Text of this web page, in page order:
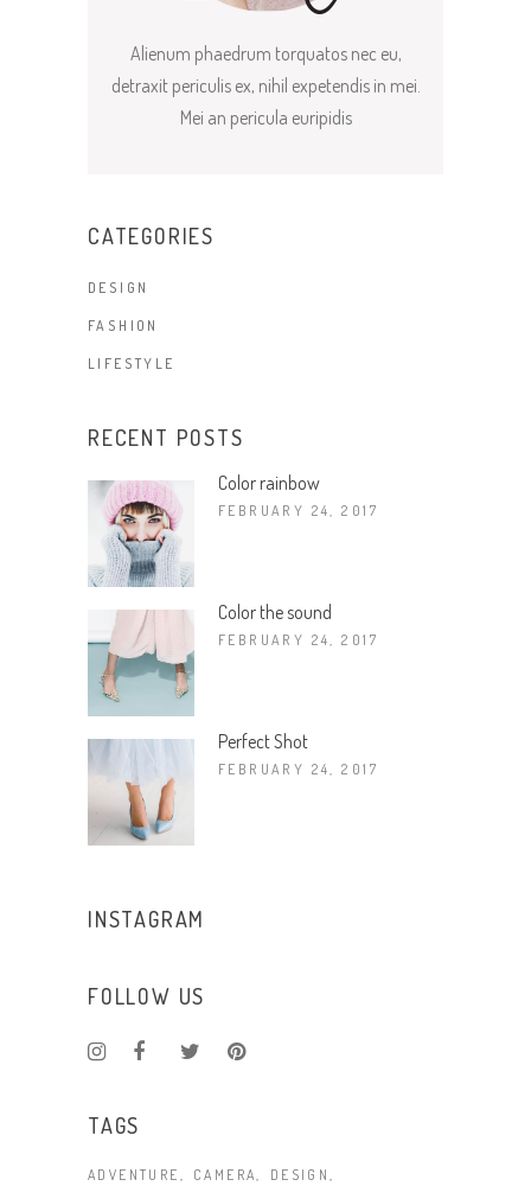
Alienum phaedrum torquatos nec eu,
detraxit periculis ex, nihil expetendis in mei.
Mei an pericula euripidis
CATEGORIES
DESIGN
FASHION
LIFESTYLE
RECENT POSTS
Color rainbow
FEBRUARY 24, 2017
Color the sound
FEBRUARY 24, 2017
Perfect Shot
FEBRUARY 24, 2017
INSTAGRAM
FOLLOW US
TAGS
ADVENTURE CAMERA
DESIGN